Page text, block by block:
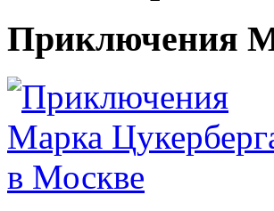
Приключения